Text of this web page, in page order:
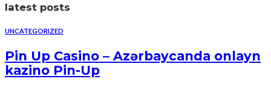
latest posts
UNCATEGORIZED
Pin Up Casino – Azərbaycanda onlayn
kazino Pin-Up